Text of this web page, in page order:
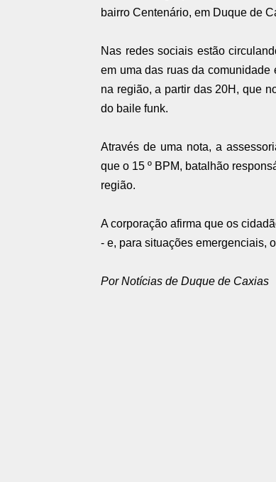
bairro Centenário, em Duque de
Nas redes sociais estão
em uma das ruas da comunidade
na região, a partir das 20H, que
do baile funk.
Através de uma nota, a
que o 15 º BPM, batalhão
região.
A corporação afirma que os
- e, para situações emergenciais,
Por Notícias de Duque de Caxias